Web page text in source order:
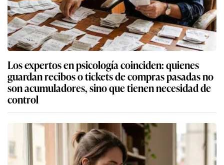
Los expertos en psicología coinciden: quienes
guardan recibos o tickets de compras pasadas no
son acumuladores, sino que tienen necesidad de
control